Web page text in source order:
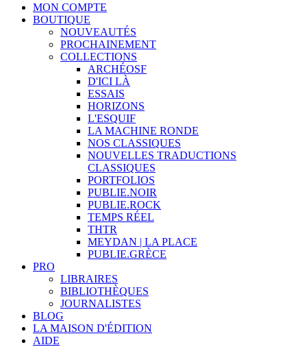
MON COMPTE
BOUTIQUE
NOUVEAUTÉS
PROCHAINEMENT
COLLECTIONS
ARCHÉOSF
D'ICI LÀ
ESSAIS
HORIZONS
L'ESQUIF
LA MACHINE RONDE
NOS CLASSIQUES
NOUVELLES TRADUCTIONS
CLASSIQUES
PORTFOLIOS
PUBLIE.NOIR
PUBLIE.ROCK
TEMPS RÉEL
THTR
MEYDAN | LA PLACE
PUBLIE.GRÈCE
PRO
LIBRAIRES
BIBLIOTHÈQUES
JOURNALISTES
BLOG
LA MAISON D'ÉDITION
AIDE